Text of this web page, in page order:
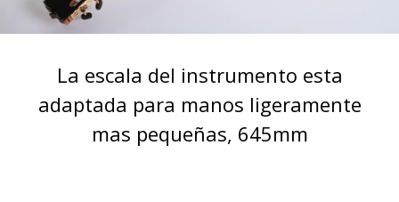
La escala del instrumento esta
adaptada para manos ligeramente
mas pequeñas, 645mm